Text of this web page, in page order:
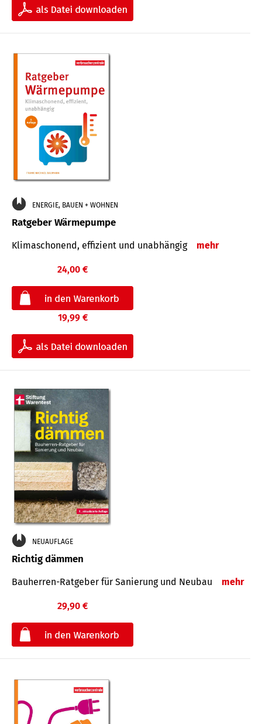
ENERGIE, BAUEN + WOHNEN
Ratgeber Wärmepumpe
Klimaschonend, effizient und unabhängig mehr
24,00 €
19,99 €
NEUAUFLAGE
Richtig dämmen
Bauherren-Ratgeber für Sanierung und Neubau mehr
29,90 €